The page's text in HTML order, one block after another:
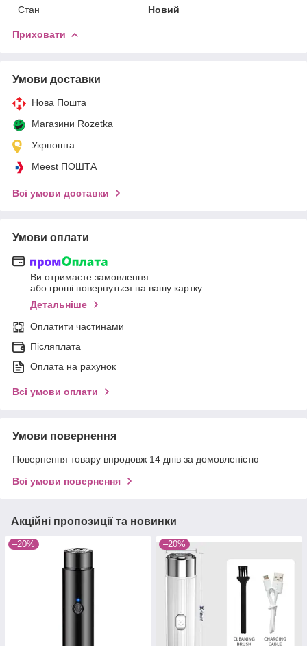
Стан Новий
Приховати
Умови доставки
Нова Пошта
Магазини Rozetka
Укрпошта
Meest ПОШТА
Всі умови доставки
Умови оплати
Ви отримаєте замовлення
або гроші повернуться на вашу картку
Детальніше
Оплатити частинами
Післяплата
Оплата на рахунок
Всі умови оплати
Умови повернення
Повернення товару впродовж 14 днів за домовленістю
Всі умови повернення
Акційні пропозиції та новинки
–20% –20%